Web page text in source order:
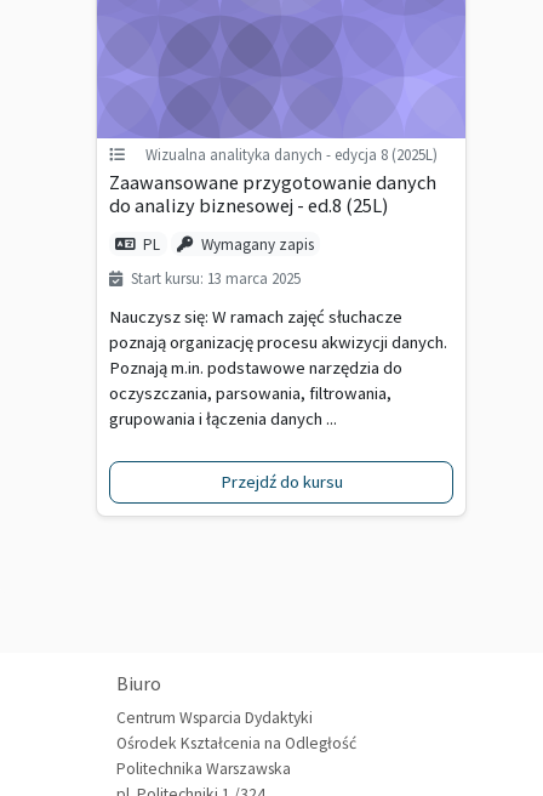
Wizualna analityka danych - edycja 8 (2025L)
Zaawansowane przygotowanie danych
do analizy biznesowej - ed.8 (25L)
PL Wymagany zapis
Start kursu: 13 marca 2025
Nauczysz się: W ramach zajęć słuchacze
poznają organizację procesu akwizycji danych.
Poznają m.in. podstawowe narzędzia do
oczyszczania, parsowania, filtrowania,
grupowania i łączenia danych ...
Przejdź do kursu
Biuro
Centrum Wsparcia Dydaktyki
Ośrodek Kształcenia na Odległość
Politechnika Warszawska